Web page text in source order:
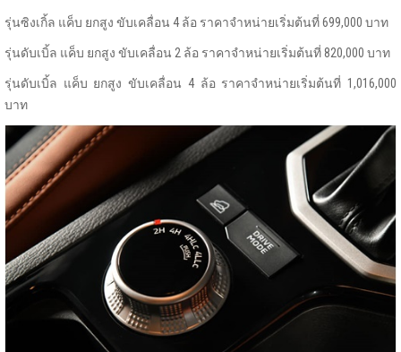
รุ่นซิงเกิ้ล แค็บ ยกสูง ขับเคลื่อน 4 ล้อ ราคาจำหน่ายเริ่มต้นที่ 699,000 บาท
รุ่นดับเบิ้ล แค็บ ยกสูง ขับเคลื่อน 2 ล้อ ราคาจำหน่ายเริ่มต้นที่ 820,000 บาท
รุ่นดับเบิ้ล แค็บ ยกสูง ขับเคลื่อน 4 ล้อ ราคาจำหน่ายเริ่มต้นที่ 1,016,000
บาท